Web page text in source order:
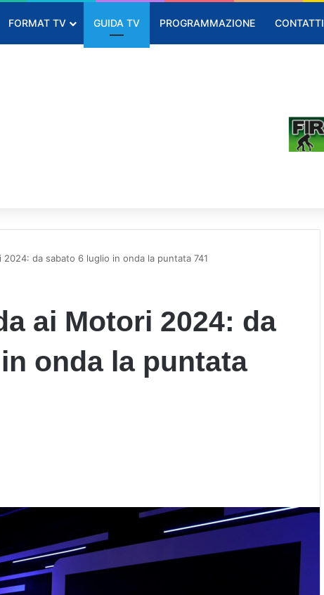
FORMAT TV GUIDA TV PROGRAMMAZIONE CONTATTI
da sabato 6 luglio in onda la puntata 741
ai Motori 2024: da
onda la puntata